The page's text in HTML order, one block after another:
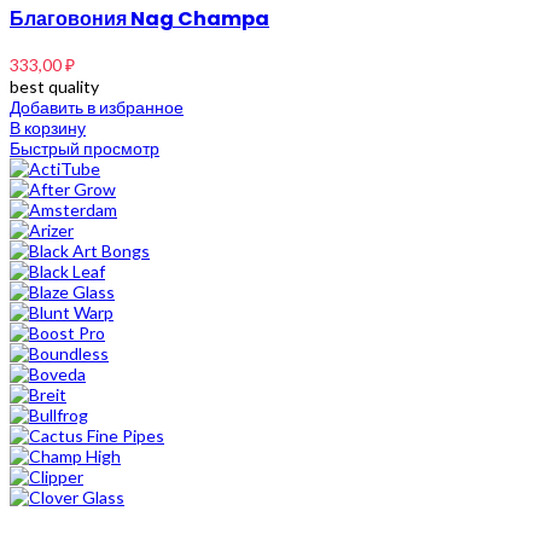
Благовония Nag Champa
333,00₽
best quality
Добавить в избранное
В корзину
Быстрый просмотр